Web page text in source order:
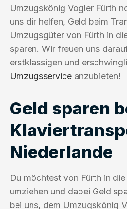
Umzugskönig Vogler Fürth
uns dir helfen, Geld beim
Umzugsgüter von Fürth in
sparen. Wir freuen uns
erstklassigen und
Umzugsservice anzubieten!
Geld sparen
Niederlande
Du möchtest von Fürth in
umziehen und dabei Geld
bei uns, dem Umzugskönig